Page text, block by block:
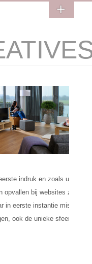
indruk en zoals u weet
opvallen bij websites zoals
in eerste instantie
ook de unieke sfeer die